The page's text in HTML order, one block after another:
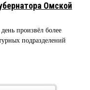
Омской
произвёл более
подразделений